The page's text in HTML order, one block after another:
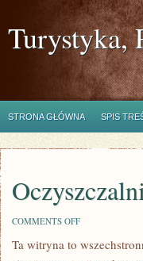
Turystyka,
STRONA GŁÓWNA SPIS
COMMENTS OFFON
ŚCIEKÓW
Ta witryna to